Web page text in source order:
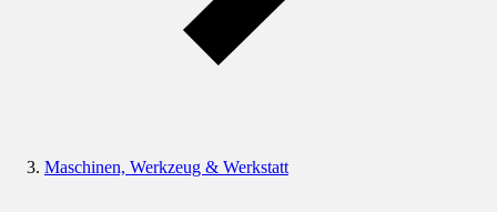
Maschinen, Werkzeug & Werkstatt